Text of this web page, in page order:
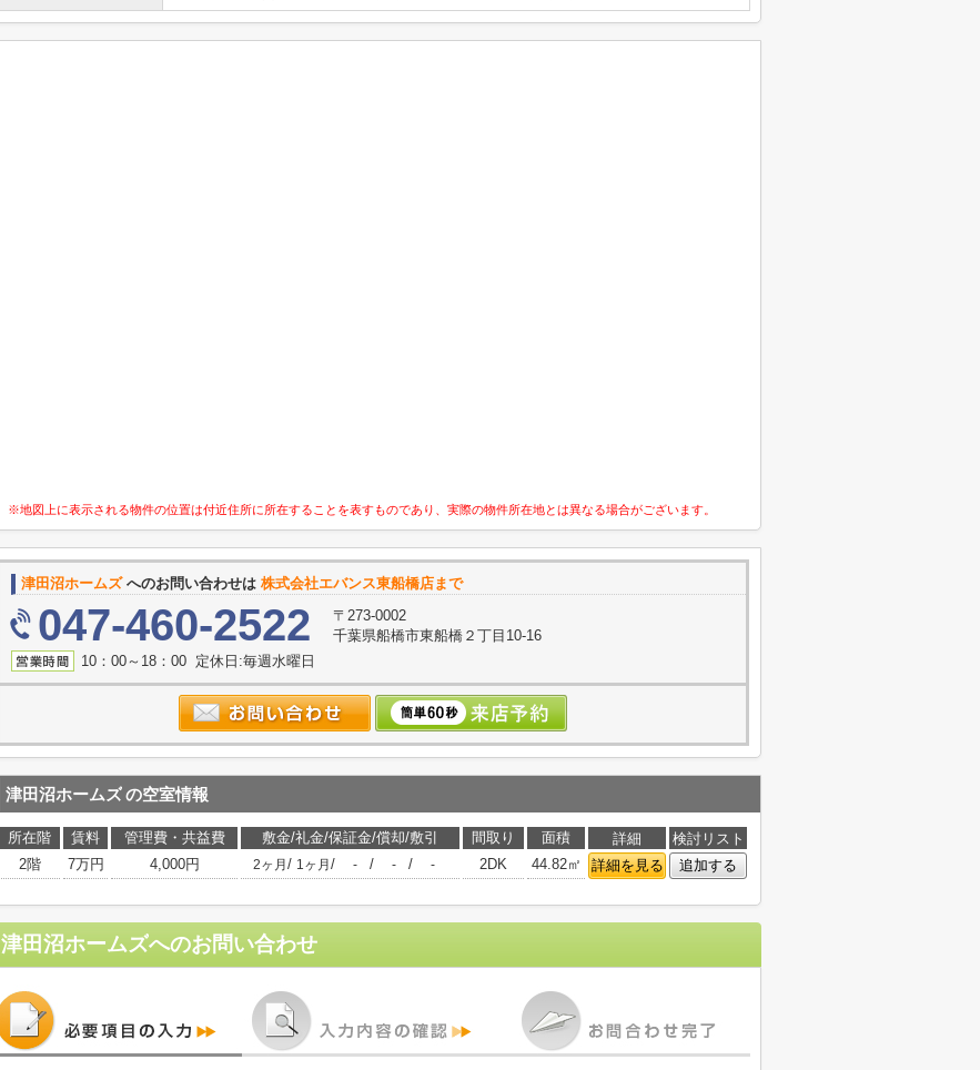
※地図上に表示される物件の位置は付近住所に所在することを表すものであり、実際の物件所在地とは異なる場合がございます。
津田沼ホームズへのお問い合わせは 株式会社エバンス東船橋店まで
047-460-2522
〒273-0002
千葉県船橋市東船橋２丁目10-16
10：00～18：00 定休日:毎週水曜日
津田沼ホームズの空室情報
所在階 賃料 管理費・共益費 敷金/礼金/保証金/償却/敷引 間取り 面積 詳細
検討リスト
2階
7万円 4,000円 2ヶ月 / 1ヶ月 / - / - / - 2DK 44.82㎡ 詳細を見る 追加する
津田沼ホームズへのお問い合わせ